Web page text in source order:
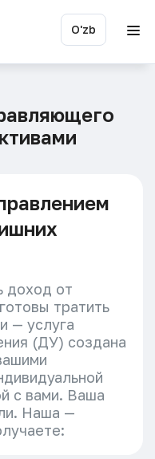
O'zb
доход от
тратить
— услуга
(ДУ) создана
с вами. Ваша
Наша —